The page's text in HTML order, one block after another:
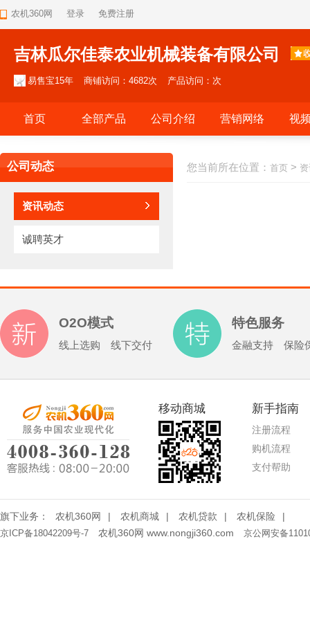
农机360网 登录 免费注册
吉林瓜尔佳泰农业机械装备有限公司
易售宝15年 商铺访问：4682次 产品访问：次
首页 全部产品 公司介绍 营销网络 视
公司动态
资讯动态
诚聘英才
您当前所在位置： 首页 >
O2O模式
线上选购 线下交付
特色服务
金融支持 保险
移动商城 新手指南
注册流程
购机流程
支付帮助
旗下业务： 农机360网 | 农机商城 | 农机贷款 | 农机保险 |
京ICP备18042209号-7 农机360网 www.nongji360.com 京公网安备